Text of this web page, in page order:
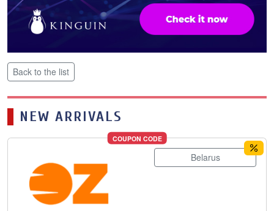
Back to the list
NEW ARRIVALS
COUPON CODE
Belarus